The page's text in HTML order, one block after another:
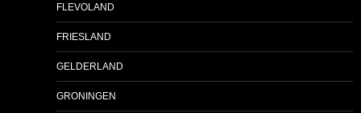
FLEVOLAND
FRIESLAND
GELDERLAND
GRONINGEN